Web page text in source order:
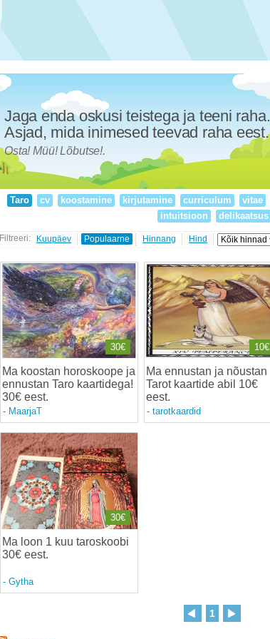
Jaga enda oskusi teistega ja teeni raha.
Asjad, mida inimesed teevad raha eest.
Osta! Müü! Lõbutse!.
Taro cv koostamine kirjutamine curriculum vitae
intuitsioon
delikaatsus
Filtreeri: Kuupäev Populaarne Hinnang Hind
Ma koostan horoskoope ja
ennustan Taro kaartidega!
30€ eest.
- MaarjaT
30€
Ma ennustan ja nõustan
Tarot kaartide abil 10€
eest.
- tarotkaardid
10€
Ma loon 1 kuu taroskoobi
30€ eest.
- Gytha
30€
1